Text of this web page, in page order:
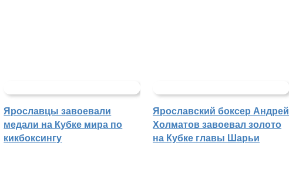
Ярославцы завоевали
медали на Кубке мира по
кикбоксингу
Ярославский боксер Андрей
Холматов завоевал золото
на Кубке главы Шарьи